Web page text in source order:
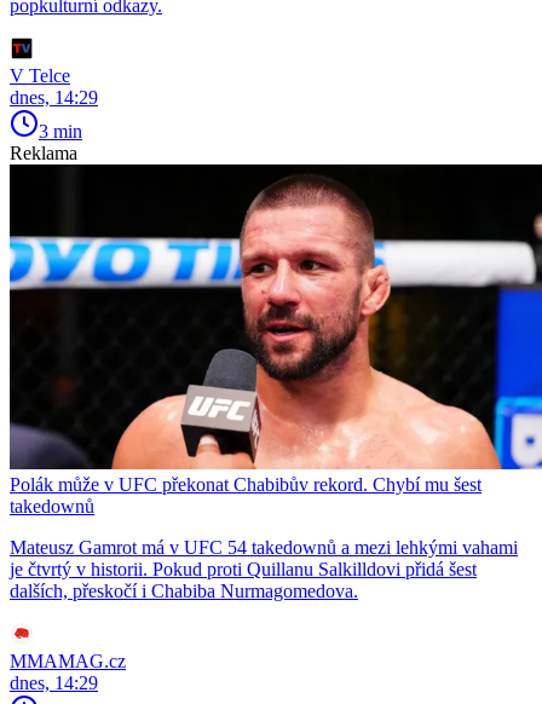
popkulturní odkazy.
V Telce
dnes, 14:29
3 min
Reklama
Polák může v UFC překonat Chabibův rekord. Chybí mu šest
takedownů
Mateusz Gamrot má v UFC 54 takedownů a mezi lehkými vahami
je čtvrtý v historii. Pokud proti Quillanu Salkilldovi přidá šest
dalších, přeskočí i Chabiba Nurmagomedova.
MMAMAG.cz
dnes, 14:29